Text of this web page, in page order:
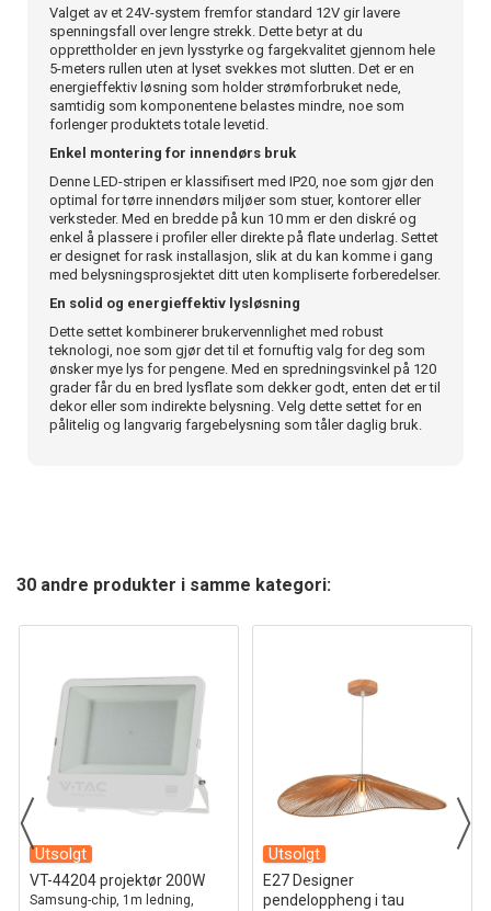
Valget av et 24V-system fremfor standard 12V gir lavere
spenningsfall over lengre strekk. Dette betyr at du
opprettholder en jevn lysstyrke og fargekvalitet gjennom hele
5-meters rullen uten at lyset svekkes mot slutten. Det er en
energieffektiv løsning som holder strømforbruket nede,
samtidig som komponentene belastes mindre, noe som
forlenger produktets totale levetid.
Enkel montering for innendørs bruk
Denne LED-stripen er klassifisert med IP20, noe som gjør den
optimal for tørre innendørs miljøer som stuer, kontorer eller
verksteder. Med en bredde på kun 10 mm er den diskré og
enkel å plassere i profiler eller direkte på flate underlag. Settet
er designet for rask installasjon, slik at du kan komme i gang
med belysningsprosjektet ditt uten kompliserte forberedelser.
En solid og energieffektiv lysløsning
Dette settet kombinerer brukervennlighet med robust
teknologi, noe som gjør det til et fornuftig valg for deg som
ønsker mye lys for pengene. Med en spredningsvinkel på 120
grader får du en bred lysflate som dekker godt, enten det er til
dekor eller som indirekte belysning. Velg dette settet for en
pålitelig og langvarig fargebelysning som tåler daglig bruk.
30 andre produkter i samme kategori:
Utsolgt
VT-44204 projektør 200W
Samsung-chip, 1m ledning,
Utsolgt
E27 Designer
pendeloppheng i tau